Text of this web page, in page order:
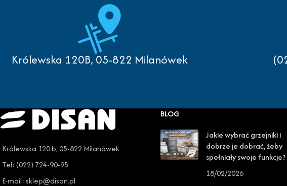
Królewska 120B, 05-822 Milanówek
Królewska 120 b, 05-822 Milanówek
Tel: (022) 724-90-95
E-mail: sklep@disan.pl
BLOG
Jakie wybrać grzejniki i
dobrze je dobrać, żeby
spełniały swoje funkcje?
18/02/2026